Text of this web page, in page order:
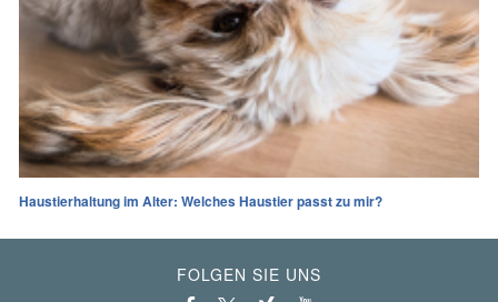
Haustierhaltung im Alter: Welches Haustier passt zu mir?
FOLGEN SIE UNS